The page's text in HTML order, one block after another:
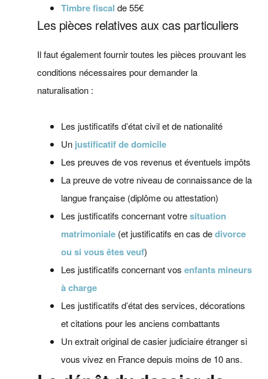
Timbre fiscal de 55€
Les pièces relatives aux cas particuliers
Il faut également fournir toutes les pièces prouvant les
conditions nécessaires pour demander la
naturalisation :
Les justificatifs d’état civil et de nationalité
Un justificatif de domicile
Les preuves de vos revenus et éventuels impôts
La preuve de votre niveau de connaissance de la
langue française (diplôme ou attestation)
Les justificatifs concernant votresituation
matrimoniale (et justificatifs en cas dedivorce
ou si vous êtes veuf)
Les justificatifs concernant vosenfants mineurs
à charge
Les justificatifs d’état des services, décorations
et citations pour les anciens combattants
Un extrait original de casier judiciaire étranger si
vous vivez en France depuis moins de 10 ans.